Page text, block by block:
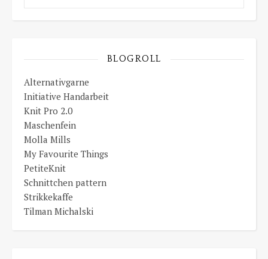
BLOGROLL
Alternativgarne
Initiative Handarbeit
Knit Pro 2.0
Maschenfein
Molla Mills
My Favourite Things
PetiteKnit
Schnittchen pattern
Strikkekaffe
Tilman Michalski